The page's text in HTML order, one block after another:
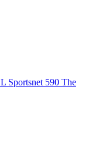
Sportsnet 590 The